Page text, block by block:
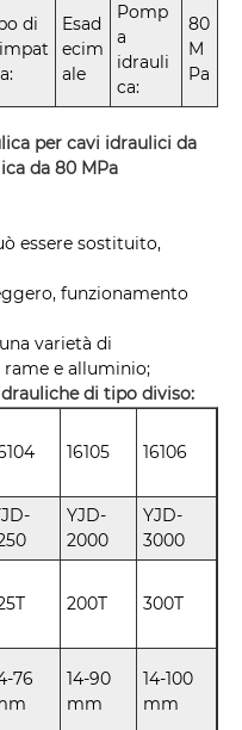
di
Esad
ecim
ale
Pomp
a
idrauli
ca:
80
M
Pa
per cavi idraulici da
da 80 MPa
essere sostituito,
funzionamento
varietà di
e alluminio;
di tipo diviso:
16105 16106
YJD-
2000
YJD-
3000
200T 300T
76
14-90
mm
14-100
mm